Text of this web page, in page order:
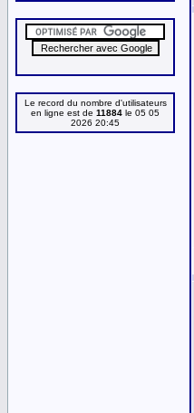
Le record du nombre d'utilisateurs
en ligne est de 11884 le 05 05
2026 20:45